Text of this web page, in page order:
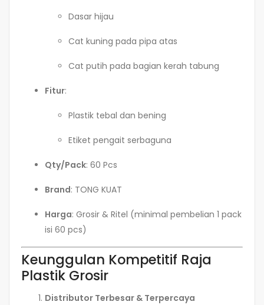
Dasar hijau
Cat kuning pada pipa atas
Cat putih pada bagian kerah tabung
Fitur:
Plastik tebal dan bening
Etiket pengait serbaguna
Qty/Pack: 60 Pcs
Brand: TONG KUAT
Harga: Grosir & Ritel (minimal pembelian 1 pack
isi 60 pcs)
Keunggulan Kompetitif Raja
Plastik Grosir
Distributor Terbesar & Terpercaya